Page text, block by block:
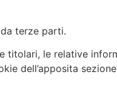
terze parti.
le relative
dell’apposita